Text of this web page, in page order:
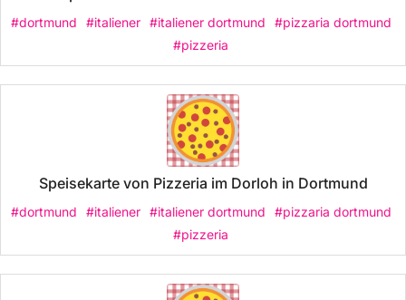
#dortmund #italiener #italiener dortmund
#pizzaria dortmund
#pizzeria
Speisekarte von Pizzeria im Dorloh in Dortmund
#dortmund #italiener #italiener dortmund
#pizzaria dortmund
#pizzeria